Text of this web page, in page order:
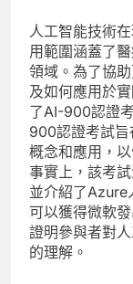
人工智能技術
用範圍涵蓋了
領域。為了協
及如何應用於
了AI-900認證
900認證考試
概念和應用，
事實上，該考
並介紹了Azure
可以獲得微軟
證明參與者對
的理解。